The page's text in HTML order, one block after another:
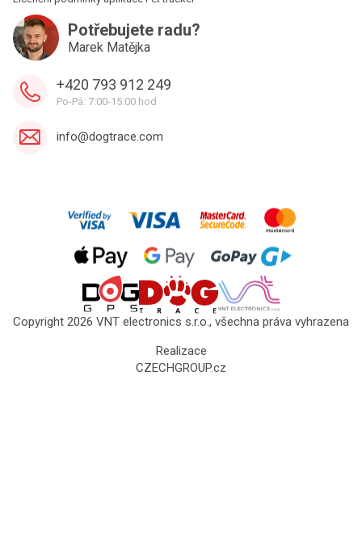
Potřebujete radu?
Marek Matějka
+420 793 912 249
Po-Pá: 7:00-15:00 hod
info@dogtrace.com
Copyright 2026 VNT electronics s.r.o., všechna práva vyhrazena
Realizace
CZECHGROUP.cz